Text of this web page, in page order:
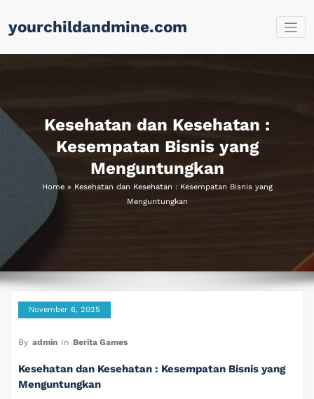
content
yourchildandmine.com
Kesehatan dan Kesehatan :
Kesempatan Bisnis yang
Menguntungkan
Home» Kesehatan dan Kesehatan : Kesempatan Bisnis yang
Menguntungkan
November 6, 2025
By admin In Berita Games
Kesehatan dan Kesehatan : Kesempatan Bisnis yang
Menguntungkan